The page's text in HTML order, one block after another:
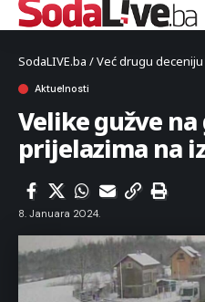
SodaLIVE.ba / Već drugu
Aktuelnosti
Velike gužve
prijelazima na
8. Januara 2024.